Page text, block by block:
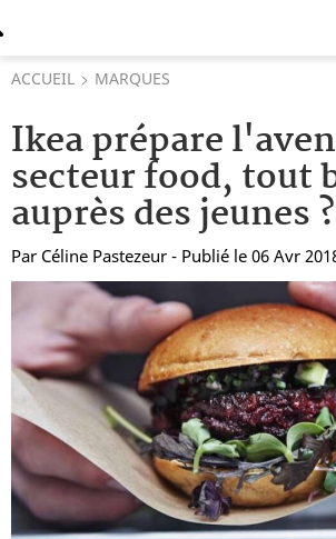
ACCUEIL MARQUES
Ikea prépare
secteur food, tout
auprès des jeunes ?
Par Céline Pastezeur - Publié le 06 Avr